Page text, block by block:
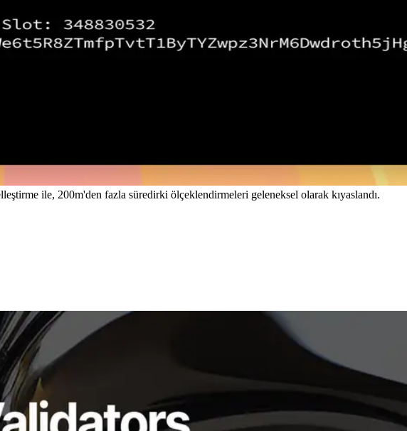
ile, 200m'den fazla süredirki ölçeklendirmeleri geleneksel olarak kıyaslandı.